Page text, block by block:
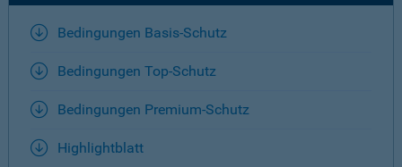
Bedingungen Basis-Schutz
Bedingungen Top-Schutz
Bedingungen Premium-Schutz
Highlightblatt